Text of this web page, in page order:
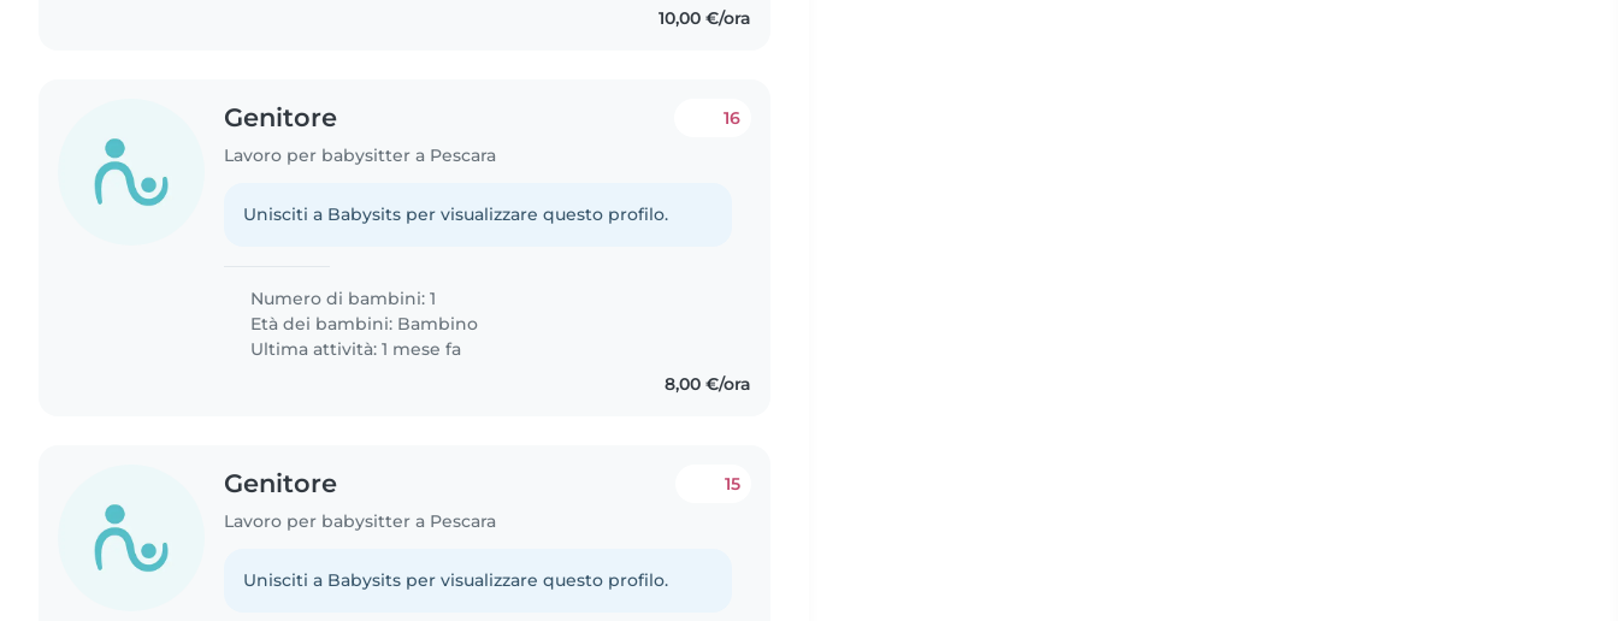
10,00 €/ora
Genitore
Lavoro per babysitter a Pescara
16
Unisciti a Babysits per visualizzare questo profilo.
Numero di bambini: 1
Età dei bambini: Bambino
Ultima attività: 1 mese fa
8,00 €/ora
Genitore
Lavoro per babysitter a Pescara
15
Unisciti a Babysits per visualizzare questo profilo.